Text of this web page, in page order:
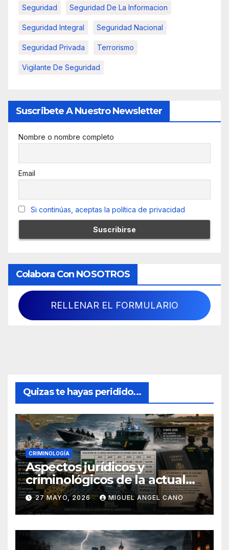
Seguridad Seguridad De La Informacion
Seguridad Integral Seguridad Nacional
Seguridad Privada Terrorismo
Vigilante De Seguridad
Suscribete A Nuestro Newsletter
Nombre o nombre completo
Email
Si continúas, aceptas la política de privacidad
Colabora Con NOSOTROS
RELLENAR EL FORMULARIO
Quizas te hayas peridido...
CRIMINOLOGÍA
Aspectos jurídicos y
criminológicos de la actual
lucha contra el narcotráfico
en el sur de España
27 MAYO, 2026 MIGUEL ANGEL CANO